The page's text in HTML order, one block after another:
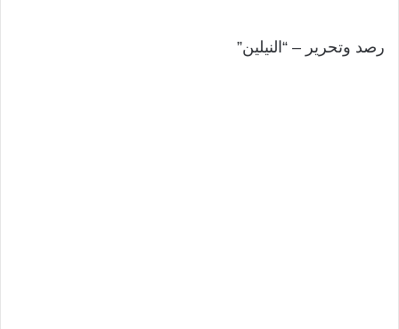
رصد وتحرير – “النيلين”